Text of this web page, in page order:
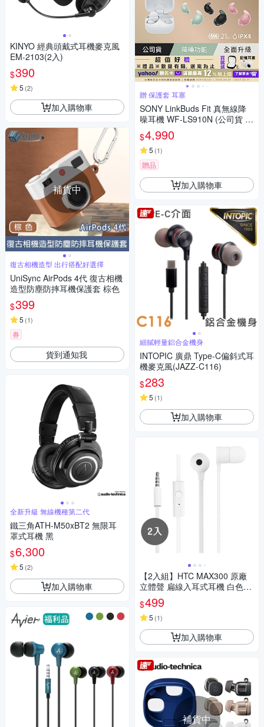
KINYO 經典頭戴式耳機麥克風
EM-2103(2入)
$390
5 (2)
加入購物車
補貨中
復古相機造型 出行搭配好選擇
UniSync AirPods 4代 復古相機
造型防塵防摔耳機保護套 棕色
$399
5 (1)
券
貨到通知我
全新升級 無線機種第二代
鐵三角ATH-M50xBT2 無限耳
罩式耳機 黑
$6,300
5 (2)
加入購物車
贈 保護套 耳塞
SONY LinkBuds Fit 真無線降
噪耳機 WF-LS910N (公司貨 保
固12+6個月)
$4,990
5 (1)
贈品
加入購物車
細膩輕量鋁合金機身
INTOPIC 廣鼎 Type-C偏斜式耳
機麥克風(JAZZ-C116)
$283
5 (1)
加入購物車
【2入組】HTC MAX300 原廠
立體聲 扁線入耳式耳機 白色
(密封袋裝)
$499
5 (1)
加入購物車
補貨中